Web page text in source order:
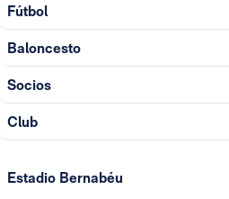
Fútbol
Baloncesto
Socios
Club
Estadio Bernabéu